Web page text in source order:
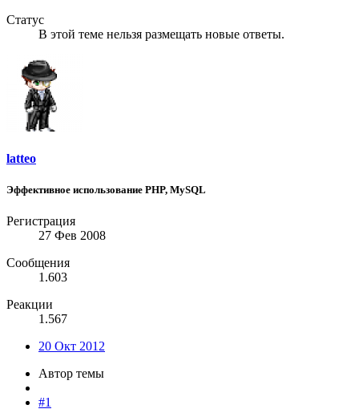
Статус
В этой теме нельзя размещать новые ответы.
latteo
Эффективное использование PHP, MySQL
Регистрация
27 Фев 2008
Сообщения
1.603
Реакции
1.567
20 Окт 2012
Автор темы
#1